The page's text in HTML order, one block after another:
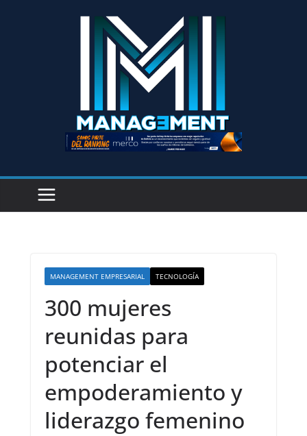
MANAGEMENT EMPRESARIAL TECNOLOGÍA
300 mujeres
reunidas para
potenciar el
empoderamiento y
liderazgo femenino